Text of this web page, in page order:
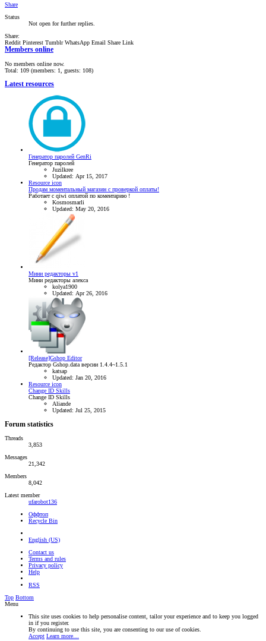
Share
Status
Not open for further replies.
Share:
Reddit Pinterest Tumblr WhatsApp Email Share Link
Members online
No members online now.
Total: 109 (members: 1, guests: 108)
Latest resources
Генератор паролей GenRi
Генератор паролей
Juzilkree
Updated: Apr 15, 2017
Resource icon
Продам моментальный магазин с проверкой оплаты!
Работает с qiwi оплатой по коментарию !
Kosmosmarli
Updated: May 20, 2016
Мини редакторы v1
Мини редакторы алекса
kolya1900
Updated: Apr 26, 2016
[Release]Gshop Editor
Редактор Gshop.data версии 1.4.4~1.5.1
katsap
Updated: Jan 20, 2016
Resource icon
Change ID Skills
Change ID Skills
Aliande
Updated: Jul 25, 2015
Forum statistics
Threads
3,853
Messages
21,342
Members
8,042
Latest member
ufarobot136
Оффтоп
Recycle Bin
English (US)
Contact us
Terms and rules
Privacy policy
Help
RSS
Top Bottom
Menu
This site uses cookies to help personalise content, tailor your experience and to keep you logged
in if you register.
By continuing to use this site, you are consenting to our use of cookies.
Accept Learn more…